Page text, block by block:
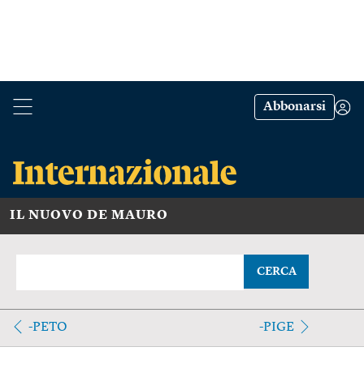
Abbonarsi
IL NUOVO DE MAURO
CERCA
-PETO -PIGE